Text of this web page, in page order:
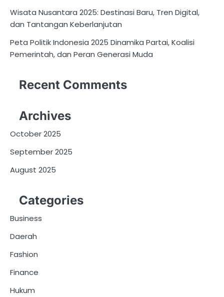
Wisata Nusantara 2025: Destinasi Baru, Tren Digital,
dan Tantangan Keberlanjutan
Peta Politik Indonesia 2025 Dinamika Partai, Koalisi
Pemerintah, dan Peran Generasi Muda
Recent Comments
Archives
October 2025
September 2025
August 2025
Categories
Business
Daerah
Fashion
Finance
Hukum